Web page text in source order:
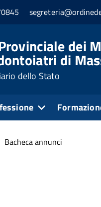
dei
di
dello Stato
Bacheca annunci